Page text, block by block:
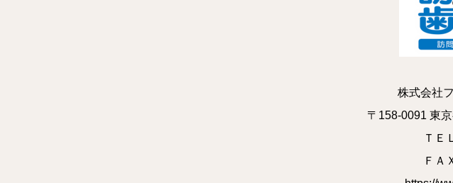
株式会社
〒158-0091 東
ＴＥ
ＦＡ